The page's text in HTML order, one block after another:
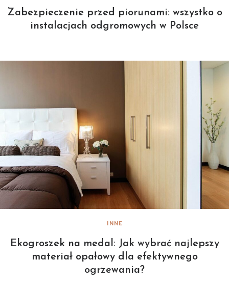
Zabezpieczenie przed piorunami: wszystko o
instalacjach odgromowych w Polsce
INNE
Ekogroszek na medal: Jak wybrać najlepszy
materiał opałowy dla efektywnego
ogrzewania?